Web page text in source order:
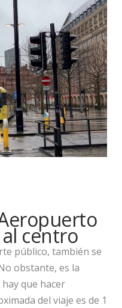
centro
público, también se
obstante, es la
hay que hacer
del viaje es de 1